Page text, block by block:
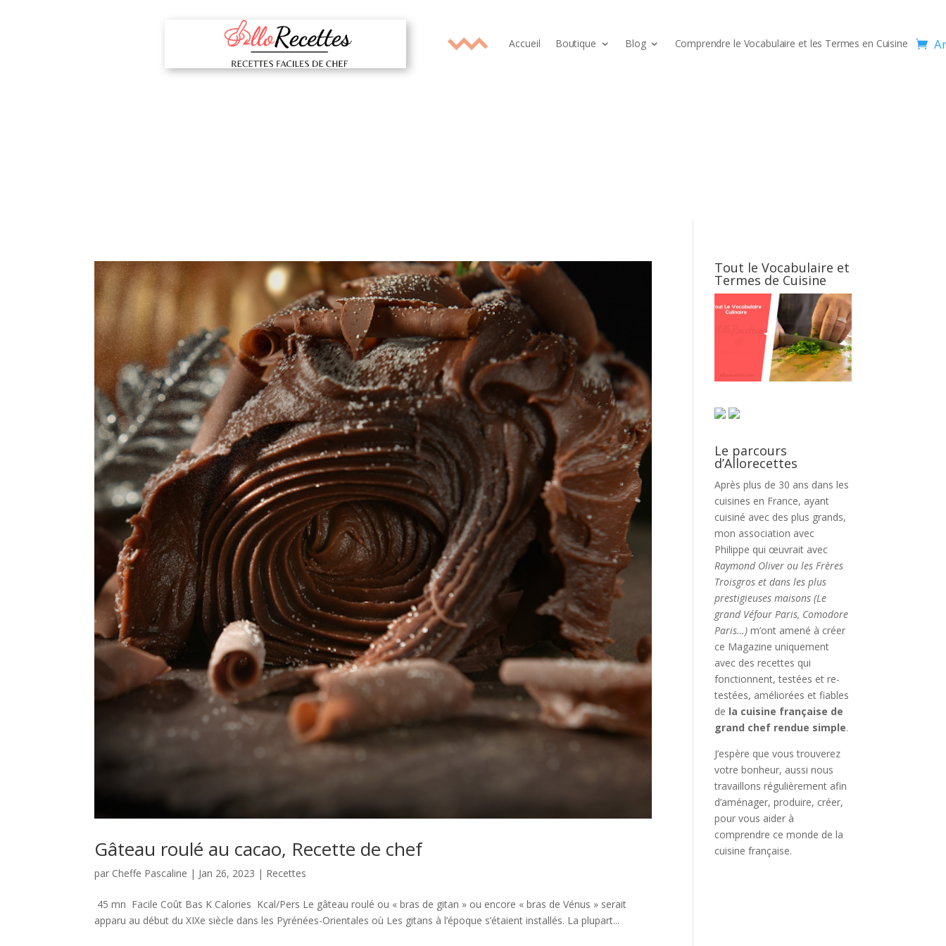
Accueil Boutique Blog Comprendre le Vocabulaire et les Termes en Cuisine
Gâteau roulé au cacao, Recette de chef
par Cheffe Pascaline | Jan 26, 2023 | Recettes
45 mn Facile Coût Bas K Calories Kcal/Pers Le gâteau roulé ou « bras de gitan » ou encore « bras de Vénus » serait
apparu au début du XIXe siècle dans les Pyrénées-Orientales où Les gitans à l’époque s’étaient installés. La plupart...
Tout le Vocabulaire et
Termes de Cuisine
Le parcours
d’Allorecettes
Après plus de 30 ans dans les
cuisines en France, ayant
cuisiné avec des plus grands,
mon association avec
Philippe qui œuvrait avec
Raymond Oliver ou les Frères
Troisgros et dans les plus
prestigieuses maisons (Le
grand Véfour Paris, Comodore
Paris…) m’ont amené à créer
ce Magazine uniquement
avec des recettes qui
fonctionnent, testées et re-
testées, améliorées et fiables
de la cuisine française de
grand chef rendue simple.
J’espère que vous trouverez
votre bonheur, aussi nous
travaillons régulièrement afin
d’aménager, produire, créer,
pour vous aider à
comprendre ce monde de la
cuisine française.